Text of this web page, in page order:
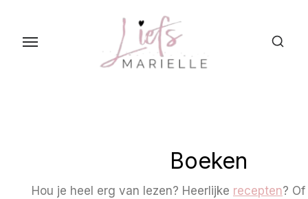
Boeken
Hou je heel erg van lezen? Heerlijke recepten?